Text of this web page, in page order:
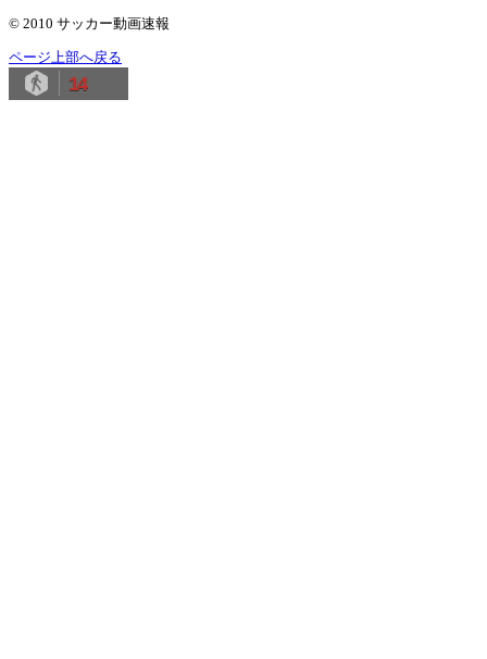
© 2010 サッカー動画速報
ページ上部へ戻る
14